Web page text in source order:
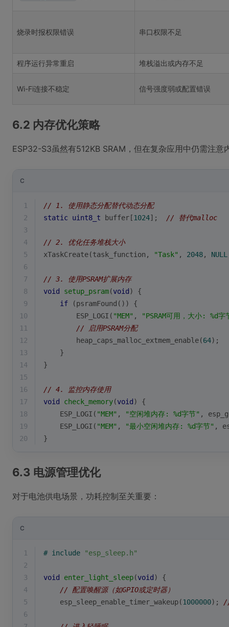
烧录时报权限错误 串口权限不足
程序运行异常重启 堆栈溢出或内存不足
Wi-Fi连接不稳定 信号强度弱或配置错误
6.2 内存优化策略
ESP32-S3虽然有512KB SRAM，但在复杂应用中仍需注意
C
1
// 1. 使用静态分配替代动态分配
2
static uint8_t buffer[1024]; // 替代malloc
3
4
// 2. 优化任务堆栈大小
5
xTaskCreate(task_function, "Task" , 2048, NULL
6
7
// 3. 使用PSRAM扩展内存
8
void setup_psram(void )
{
9
if (psramFound()) {
10
        ESP_LOGI(
"MEM" ,
"PSRAM可用，大小: %d字
11
// 启用PSRAM分配
12
        heap_caps_malloc_extmem_enable(
64);
13
    }
14
}
15
16
// 4. 监控内存使用
17
void check_memory(void )
{
18
    ESP_LOGI(
"MEM" , "空闲堆内存: %d字节" ,
19
    ESP_LOGI(
"MEM" , "最小空闲堆内存: %d字节" ,
20
}
6.3 电源管理优化
对于电池供电场景，功耗控制至关重要：
C
1 # include
"esp_sleep.h"
2
3
void enter_light_sleep(void )
{
4
// 配置唤醒源（如GPIO或定时器）
5
    esp_sleep_enable_timer_wakeup(
1000000);
6